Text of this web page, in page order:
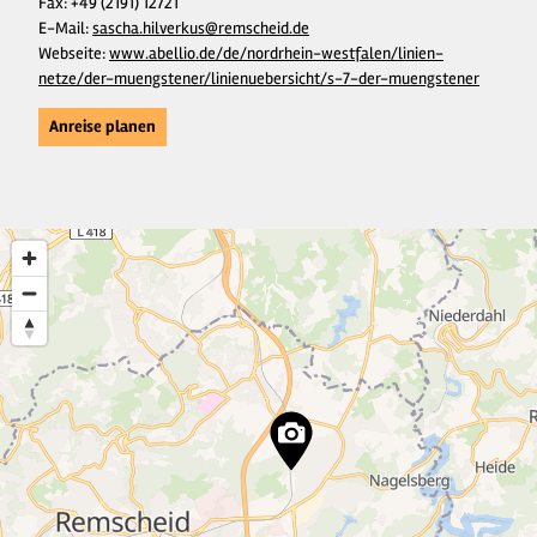
E-Mail:sascha.hilverkus@remscheid.de
Webseite:www.abellio.de/de/nordrhein-westfalen/linien-
netze/der-muengstener/linienuebersicht/s-7-der-muengstener
Anreise planen
33
10
5
6